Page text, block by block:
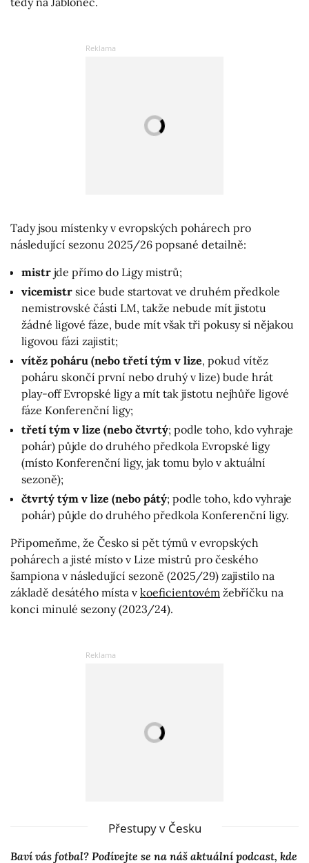
Tady jsou místenky v evropských pohárech pro
následující sezonu 2025/26 popsané detailně:
mistr jde přímo do Ligy mistrů;
vicemistr sice bude startovat ve druhém předkole
nemistrovské části LM, takže nebude mít jistotu
žádné ligové fáze, bude mít však tři pokusy si nějakou
ligovou fázi zajistit;
vítěz poháru (nebo třetí tým v lize, pokud vítěz
poháru skončí první nebo druhý v lize) bude hrát
play-off Evropské ligy a mít tak jistotu nejhůře ligové
fáze Konferenční ligy;
třetí tým v lize (nebo čtvrtý; podle toho, kdo vyhraje
pohár) půjde do druhého předkola Evropské ligy
(místo Konferenční ligy, jak tomu bylo v aktuální
sezoně);
čtvrtý tým v lize (nebo pátý; podle toho, kdo vyhraje
pohár) půjde do druhého předkola Konferenční ligy.
Připomeňme, že Česko si pět týmů v evropských
pohárech a jisté místo v Lize mistrů pro českého
šampiona v následující sezoně (2025/29) zajistilo na
základě desátého místa v koeficientovém žebříčku na
konci minulé sezony (2023/24).
Přestupy v Česku
Baví vás fotbal? Podívejte se na náš aktuální podcast, kde